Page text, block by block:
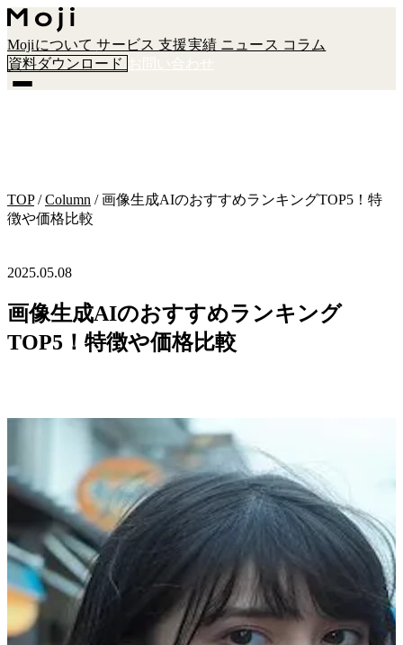
Mojiについてサービス支援実績 ニュース コラム
資料ダウンロード
TOP / Column / 画像生成AIのおすすめランキングTOP5！特
徴や価格比較
2025.05.08
画像生成AIのおすすめランキング
TOP5！特徴や価格比較